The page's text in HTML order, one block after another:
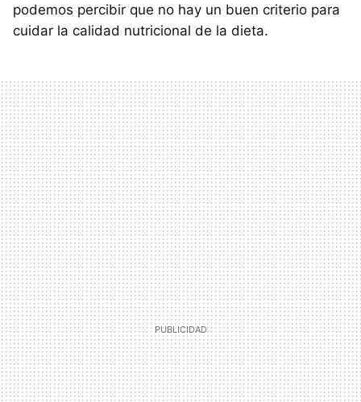
podemos percibir que no hay un buen criterio para
cuidar la calidad nutricional de la dieta.